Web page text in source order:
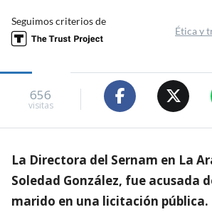
Seguimos criterios de
Ética y
656
visitas
La Directora del Sernam en La
Soledad González, fue acusada
marido en una licitación pública.